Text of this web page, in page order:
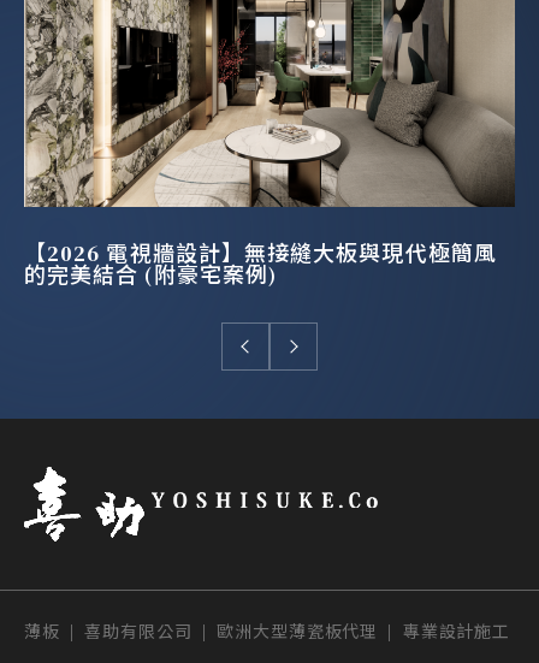
【2026 電視牆設計】無接縫大板與現代極簡風
的完美結合 (附豪宅案例)
薄板 | 喜助有限公司 | 歐洲大型薄瓷板代理 | 專業設計施工